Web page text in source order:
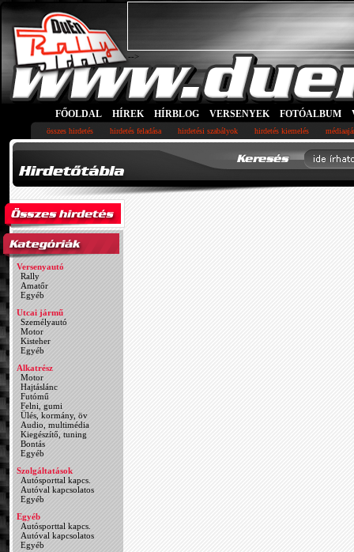
-->
FŐOLDAL HÍREK HÍRBLOG VERSENYEK FOTÓALBUM
összes hirdetés hirdetés feladása hirdetési szabályok hirdetés kiemelés
Versenyautó
Rally
Amatőr
Egyéb
Utcai jármű
Személyautó
Motor
Kisteher
Egyéb
Alkatrész
Motor
Hajtáslánc
Futómű
Felni, gumi
Ülés, kormány, öv
Audio, multimédia
Kiegészítő, tuning
Bontás
Egyéb
Szolgáltatások
Autósporttal kapcs.
Autóval kapcsolatos
Egyéb
Egyéb
Autósporttal kapcs.
Autóval kapcsolatos
Egyéb